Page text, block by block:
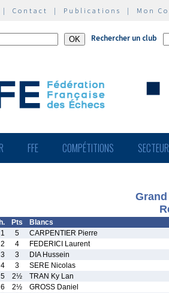
| Contact | Publications | Mon
Rechercher un club
FFE COMPÉTITIONS
Pts
Blancs
1
5
CARPENTIER Pierre
2
4
FEDERICI Laurent
3
3
DIA Hussein
4
3
SERE Nicolas
5
2½
TRAN Ky Lan
6
2½
GROSS Daniel